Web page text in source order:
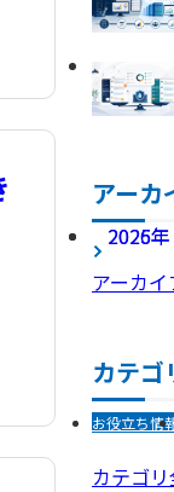
アーカ
2026
2025
アーカ
カテゴ
お役立ち情
カテゴ